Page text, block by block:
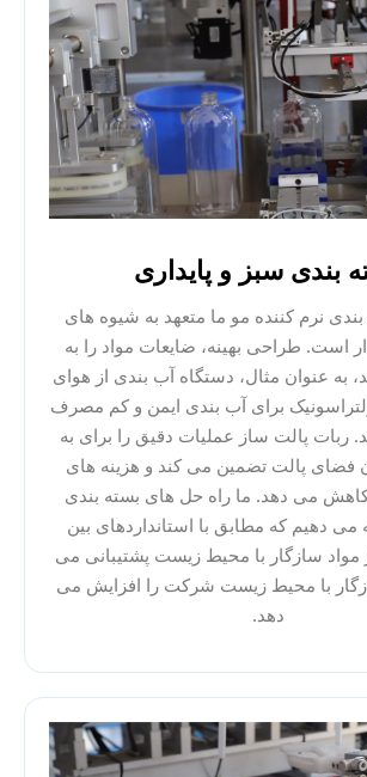
بندی سبز و پایداری
نرم کننده مو ما متعهد به شیوه های
است. طراحی بهینه، ضایعات مواد را به
به عنوان مثال، دستگاه آب بندی از هوای
برای آب بندی ایمن و کم مصرف
ربات پالت ساز عملیات دقیق را برای به
فضای پالت تضمین می کند و هزینه های
می دهد. ما راه حل های بسته بندی
می دهیم که مطابق با استانداردهای بین
مواد سازگار با محیط زیست پشتیبانی می
با محیط زیست شرکت را افزایش می
دهد.